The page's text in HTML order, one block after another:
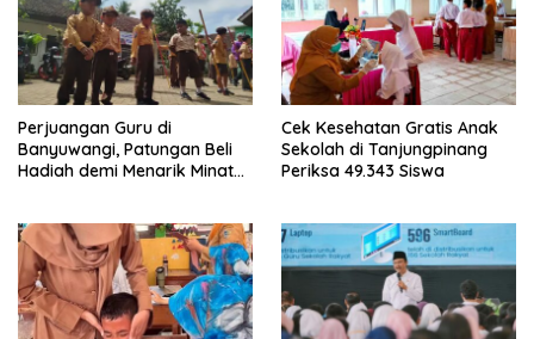
Perjuangan Guru di
Banyuwangi, Patungan Beli
Hadiah demi Menarik Minat
Cek Kesehatan Gratis Anak
Sekolah di Tanjungpinang
Periksa 49.343 Siswa